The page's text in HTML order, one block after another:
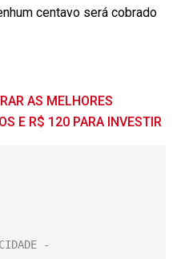
centavo será cobrado
AS MELHORES
E R$ 120 PARA INVESTIR